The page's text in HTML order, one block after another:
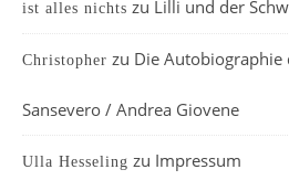
ist alles nichts zu Lilli und der
Christopher zu Die Autobiographie
Sansevero / Andrea Giovene
Ulla Hesseling zu Impressum